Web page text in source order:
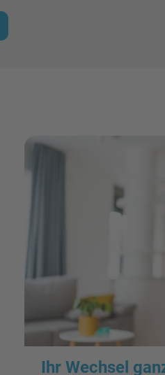
Ihr Wechsel